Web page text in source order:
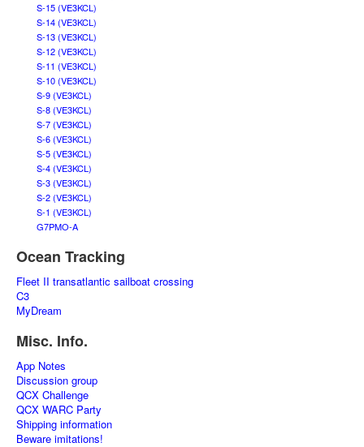
S-15 (VE3KCL)
S-14 (VE3KCL)
S-13 (VE3KCL)
S-12 (VE3KCL)
S-11 (VE3KCL)
S-10 (VE3KCL)
S-9 (VE3KCL)
S-8 (VE3KCL)
S-7 (VE3KCL)
S-6 (VE3KCL)
S-5 (VE3KCL)
S-4 (VE3KCL)
S-3 (VE3KCL)
S-2 (VE3KCL)
S-1 (VE3KCL)
G7PMO-A
Ocean Tracking
Fleet II transatlantic sailboat crossing
C3
MyDream
Misc. Info.
App Notes
Discussion group
QCX Challenge
QCX WARC Party
Shipping information
Beware imitations!